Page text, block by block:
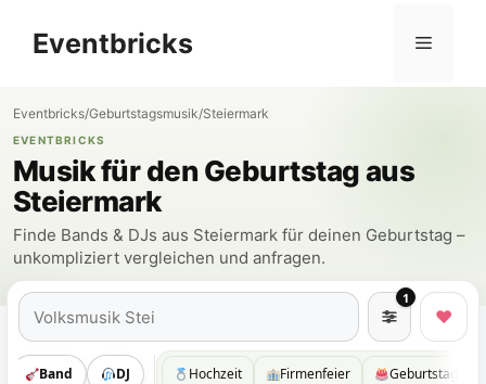
InhaltEventbricks Menü
Eventbricks/Geburtstagsmusik/Steiermark
EVENTBRICKS
Musik für den Geburtstag aus
Steiermark
Finde Bands & DJs aus Steiermark für deinen Geburtstag –
unkompliziert vergleichen und anfragen.
Suchen 1
♥
Band DJ Hochzeit Firmenfeier Geburtstag